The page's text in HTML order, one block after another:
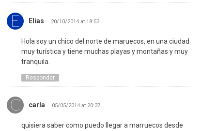
Elias 20/10/2014 at 18:53
Hola soy un chico del norte de maruecos, en una ciudad
muy turística y tiene muchas playas y montañas y muy
tranquila.
Responder
carla 05/05/2014 at 20:37
quisiera saber como puedo llegar a marruecos desde